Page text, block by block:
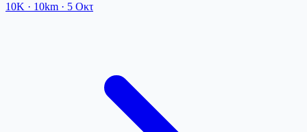
10K · 10km · 5 Οκτ